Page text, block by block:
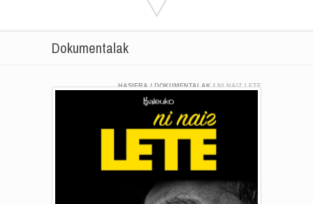
Dokumentalak
HASIERA/DOKUMENTALAK/NI NAIZ LETE